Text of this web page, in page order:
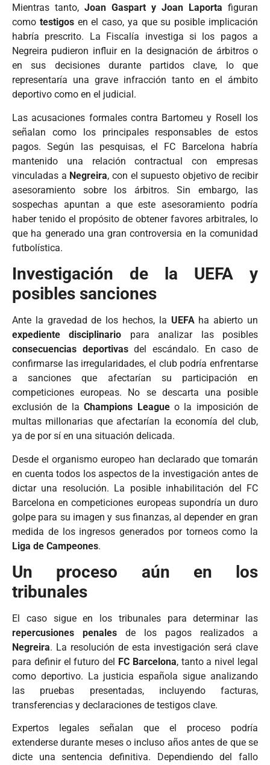
Mientras tanto, Joan Gaspart y Joan Laporta figuran
como testigosen el caso, ya que su posible implicación
habría prescrito. La Fiscalía investiga si los pagos a
Negreira pudieron influir en la designación de árbitros o
en sus decisiones durante partidos clave, lo que
representaría una grave infracción tanto en el ámbito
deportivo como en el judicial.
Las acusaciones formales contra Bartomeu y Rosell los
señalan como los principales responsables de estos
pagos. Según las pesquisas, el FC Barcelona habría
mantenido una relación contractual con empresas
vinculadas a Negreira, con el supuesto objetivo de recibir
asesoramiento sobre los árbitros. Sin embargo, las
sospechas apuntan a que este asesoramiento podría
haber tenido el propósito de obtener favores arbitrales, lo
que ha generado una gran controversia en la comunidad
futbolística.
Investigación de la UEFA y
posibles sanciones
Ante la gravedad de los hechos, la UEFAha abierto un
expediente disciplinario para analizar las posibles
consecuencias deportivasdel escándalo. En caso de
confirmarse las irregularidades, el club podría enfrentarse
a sanciones que afectarían su participación en
competiciones europeas. No se descarta una posible
exclusión de laChampions Leagueo la imposición de
multas millonarias que afectarían la economía del club,
ya de por sí en una situación delicada.
Desde el organismo europeo han declarado que tomarán
en cuenta todos los aspectos de la investigación antes de
dictar una resolución. La posible inhabilitación del FC
Barcelona en competiciones europeas supondría un duro
golpe para su imagen y sus finanzas, al depender en gran
medida de los ingresos generados por torneos como la
Liga de Campeones.
Un proceso aún en los
tribunales
El caso sigue en los tribunales para determinar las
repercusiones penales de los pagos realizados a
Negreira. La resolución de esta investigación será clave
para definir el futuro del FC Barcelona, tanto a nivel legal
como deportivo. La justicia española sigue analizando
las pruebas presentadas, incluyendo facturas,
transferencias y declaraciones de testigos clave.
Expertos legales señalan que el proceso podría
extenderse durante meses o incluso años antes de que se
dicte una sentencia definitiva. Dependiendo del fallo